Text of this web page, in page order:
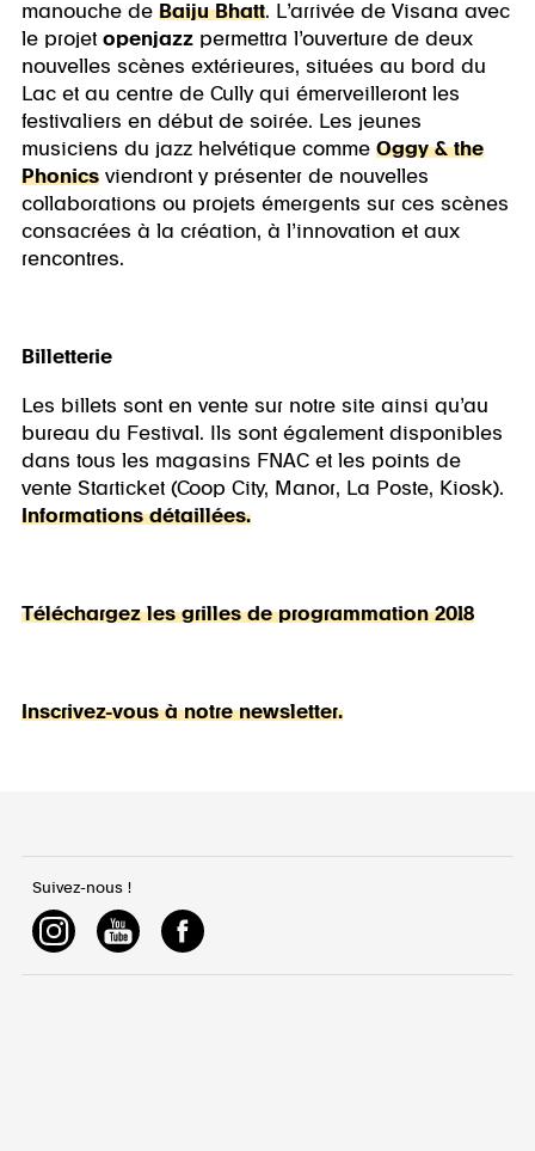
manouche de Baiju Bhatt. L’arrivée de Visana avec
le projet openjazz permettra l’ouverture de deux
nouvelles scènes extérieures, situées au bord du
Lac et au centre de Cully qui émerveilleront les
festivaliers en début de soirée. Les jeunes
musiciens du jazz helvétique comme Oggy & the
Phonics viendront y présenter de nouvelles
collaborations ou projets émergents sur ces scènes
consacrées à la création, à l’innovation et aux
rencontres.
Billetterie
Les billets sont en vente sur notre site ainsi qu’au
bureau du Festival. Ils sont également disponibles
dans tous les magasins FNAC et les points de
vente Starticket (Coop City, Manor, La Poste, Kiosk).
Informations détaillées.
Téléchargez les grilles de programmation 2018
Inscrivez-vous à notre newsletter.
Suivez-nous !